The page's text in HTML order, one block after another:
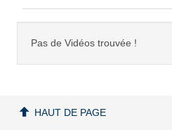
Pas de Vidéos trouvée !
HAUT DE PAGE